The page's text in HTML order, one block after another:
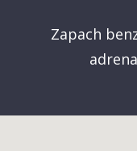
Zapach